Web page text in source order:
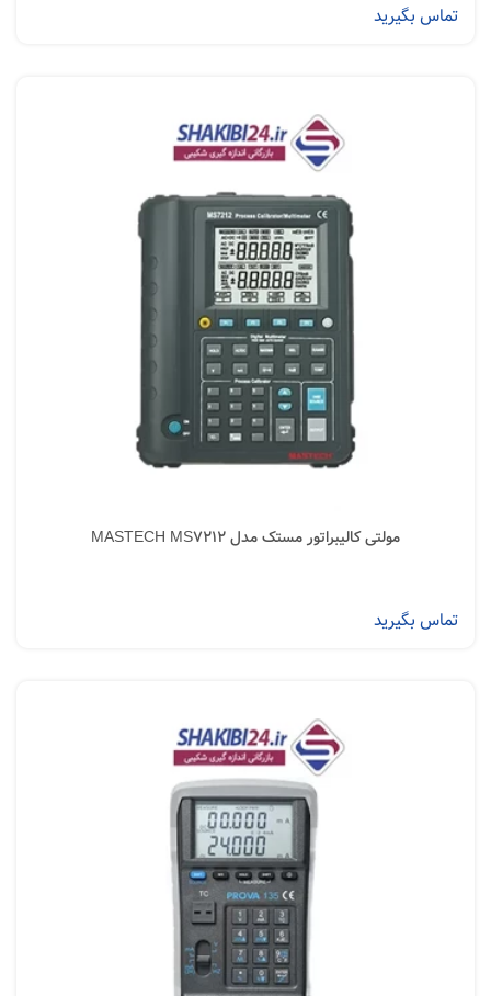
تماس بگیرید
مولتی کالیبراتور مستک مدل MASTECH MS7212
تماس بگیرید